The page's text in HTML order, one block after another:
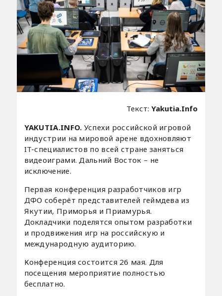
Текст:Yakutia.Info
YAKUTIA.INFO. Успехи российской игровой
индустрии на мировой арене вдохновляют
IT-специалистов по всей стране заняться
видеоиграми. Дальний Восток – не
исключение.
Первая конференция разработчиков игр
ДФО соберёт представителей геймдева из
Якутии, Приморья и Приамурья.
Докладчики поделятся опытом разработки
и продвижения игр на российскую и
международную аудиторию.
Конференция состоится 26 мая. Для
посещения мероприятие полностью
бесплатно.